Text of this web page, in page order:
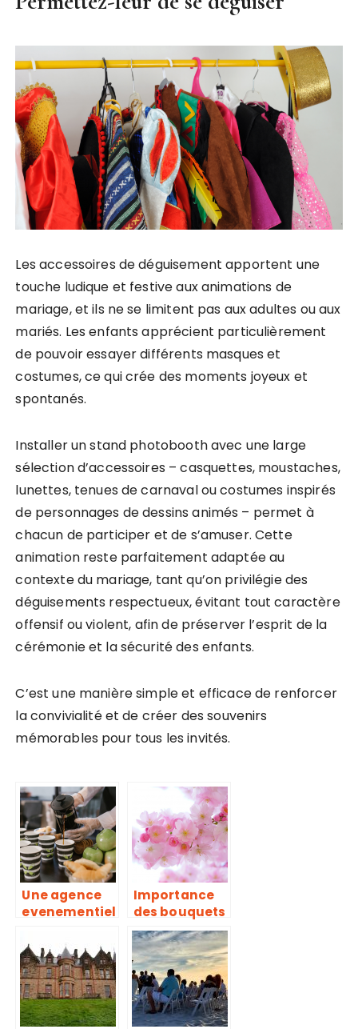
Les accessoires de déguisement apportent une
touche ludique et festive aux animations de
mariage, et ils ne se limitent pas aux adultes ou aux
mariés. Les enfants apprécient particulièrement
de pouvoir essayer différents masques et
costumes, ce qui crée des moments joyeux et
spontanés.
Installer un stand photobooth avec une large
sélection d’accessoires – casquettes, moustaches,
lunettes, tenues de carnaval ou costumes inspirés
de personnages de dessins animés – permet à
chacun de participer et de s’amuser. Cette
animation reste parfaitement adaptée au
contexte du mariage, tant qu’on privilégie des
déguisements respectueux, évitant tout caractère
offensif ou violent, afin de préserver l’esprit de la
cérémonie et la sécurité des enfants.
C’est une manière simple et efficace de renforcer
la convivialité et de créer des souvenirs
mémorables pour tous les invités.
Une agence
evenementiel
service
Importance
des bouquets
de fleurs
dans la deco